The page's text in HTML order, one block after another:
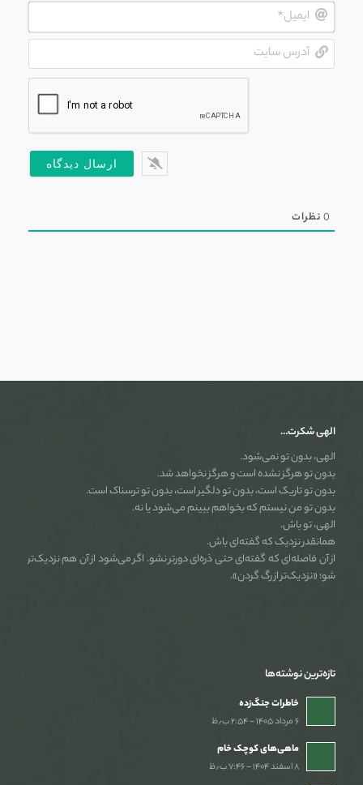
0نظرات
الهی شکرت…
الهی، بدون تو نمی‌شود.
بدون تو هرگز نشده است و هرگز نخواهد شد.
بدون تو تاریک است، بدون تو دلگیر است، بدون تو ترسناک است.
بدون تو من نیستم که بخواهم ببینم می‌شود یا نه.
الهی، تو باش.
همانقدر نزدیک که گفته‌ای باش.
از آن فاصله‌ای که گفته‌ای حتی ذره‌ای دورتر نشو. اگر می‌شود از آن هم نزدیک‌تر
شو؛ «نزدیک‌تر از رگ گردن».
تازه‌ترین نوشته‌ها
خاطرات جنگ‌‌زده
۶ مرداد ۱۴۰۵ - ۲:۵۴ ب٫ظ
ماهی‌های کوچک خام
۸ اسفند ۱۴۰۴ - ۷:۴۶ ب٫ظ